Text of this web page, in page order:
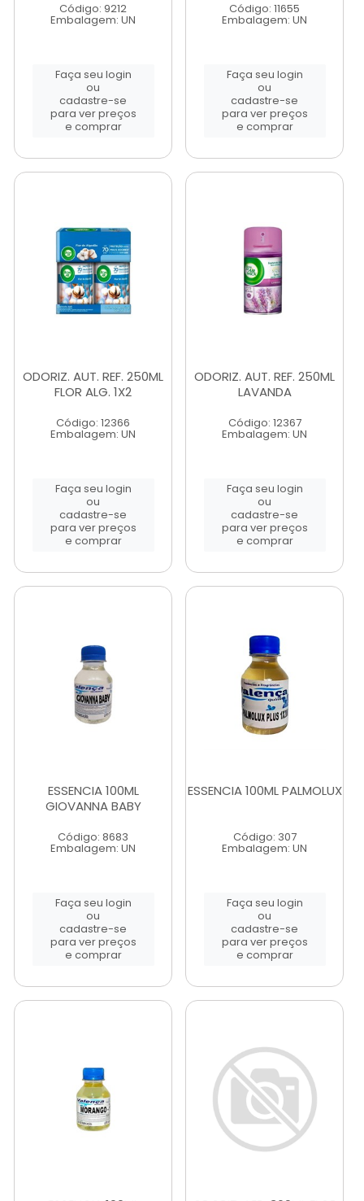
Código: 9212
Embalagem: UN
Faça seu login
ou
cadastre-se
para ver preços
e comprar
Código: 11655
Embalagem: UN
Faça seu login
ou
cadastre-se
para ver preços
e comprar
ODORIZ. AUT. REF. 250ML
FLOR ALG. 1X2
Código: 12366
Embalagem: UN
Faça seu login
ou
cadastre-se
para ver preços
e comprar
ODORIZ. AUT. REF. 250ML
LAVANDA
Código: 12367
Embalagem: UN
Faça seu login
ou
cadastre-se
para ver preços
e comprar
ESSENCIA 100ML
GIOVANNA BABY
Código: 8683
Embalagem: UN
Faça seu login
ou
cadastre-se
para ver preços
e comprar
ESSENCIA 100ML PALMOLUX
Código: 307
Embalagem: UN
Faça seu login
ou
cadastre-se
para ver preços
e comprar